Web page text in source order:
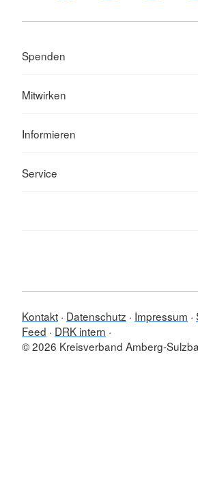
Spenden
Mitwirken
Informieren
Service
Kontakt Datenschutz Impressum
Feed
DRK intern
© 2026 Kreisverband Amberg-